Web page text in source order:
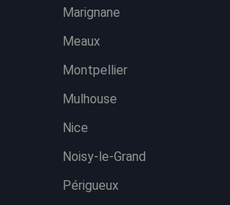
Marignane
Meaux
Montpellier
Mulhouse
Nice
Noisy-le-Grand
Périgueux